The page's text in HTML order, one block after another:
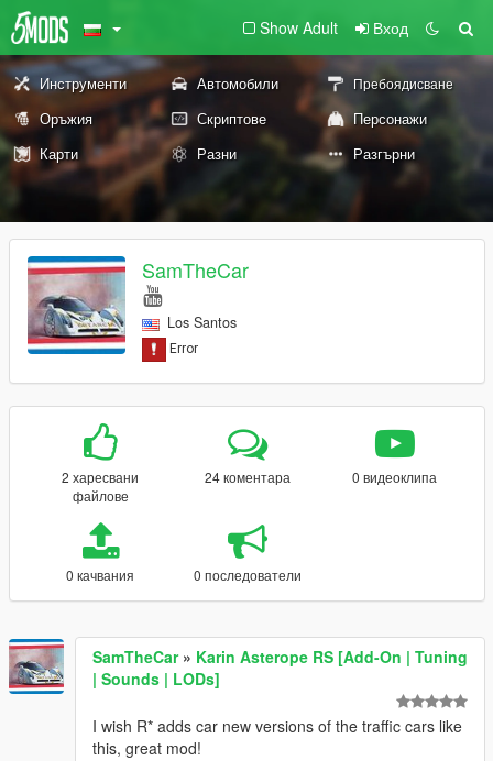
Show Adult Вход
Инструменти Автомобили Пребоядисване
Оръжия Скриптове
Персонажи
Карти
Разни Разгърни
SamTheCar
Los Santos
2 харесвани
файлове
24 коментара 0 видеоклипа
0 качвания 0 последователи
SamTheCar» Karin Asterope RS [Add-On | Tuning
| Sounds | LODs]
I wish R* adds car new versions of the traffic cars like
this, great mod!